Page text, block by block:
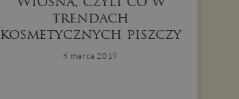
trendach
kosmetycznych piszczy
6 marca 2019